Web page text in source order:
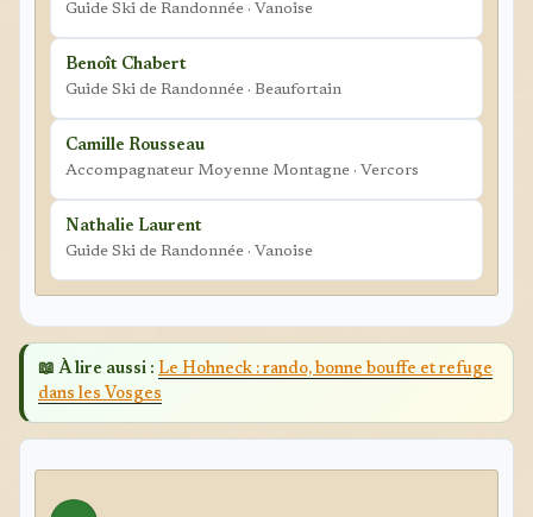
Guide Ski de Randonnée · Vanoise
Benoît Chabert
Guide Ski de Randonnée · Beaufortain
Camille Rousseau
Accompagnateur Moyenne Montagne · Vercors
Nathalie Laurent
Guide Ski de Randonnée · Vanoise
📖 À lire aussi : Le Hohneck : rando, bonne bouffe et refuge
dans les Vosges